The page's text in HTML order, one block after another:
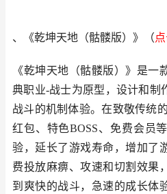
、《乾坤天地（骷髅版）》 （
《乾坤天地（骷髅版）》是一
典职业-战士为原型，设计和制
战斗的机制体验。在致敬传统
红包、特色BOSS、免费会员
验，延长了游戏寿命，增加了
费投放麻痹、攻速和切割效果
到爽快的战斗，急速的成长体